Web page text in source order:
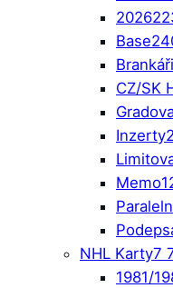
2026
Base
Brankáři
CZ/SK
Inzerty
Memo
NHL Karty7
1981/